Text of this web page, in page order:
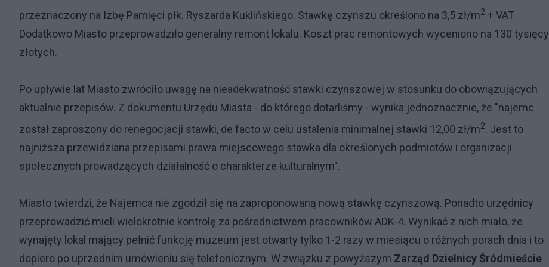
przeznaczony na Izbę Pamięci płk. Ryszarda Kuklińskiego. Stawkę czynszu określono na 3,5 zł/m2 + VAT.
Dodatkowo Miasto przeprowadziło generalny remont lokalu. Koszt prac remontowych wyceniono na 130 tysięcy
złotych.
Po upływie lat Miasto zwróciło uwagę na nieadekwatność stawki czynszowej w stosunku do obowiązujących
aktualnie przepisów. Z dokumentu Urzędu Miasta - do którego dotarliśmy - wynika jednoznacznie, że "najemc
został zaproszony do renegocjacji stawki, de facto w celu ustalenia minimalnej stawki 12,00 zł/m2. Jest to
najniższa przewidziana przepisami prawa miejscowego stawka dla określonych podmiotów i organizacji
społecznych prowadzących działalność o charakterze kulturalnym".
Miasto twierdzi, że Najemca nie zgodził się na zaproponowaną nową stawkę czynszową. Ponadto urzędnicy
przeprowadzić mieli wielokrotnie kontrolę za pośrednictwem pracowników ADK-4. Wynikać z nich miało, że
wynajęty lokal mający pełnić funkcję muzeum jest otwarty tylko 1-2 razy w miesiącu o różnych porach dnia i to
dopiero po uprzednim umówieniu się telefonicznym. W związku z powyższym Zarząd Dzielnicy Śródmieście